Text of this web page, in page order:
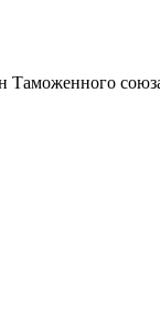
Таможенного